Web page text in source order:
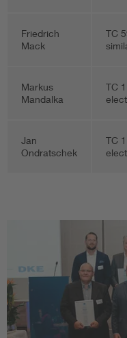
Friedrich
Mack
TC
Markus
Mandalka
TC
Jan
Ondratschek
TC